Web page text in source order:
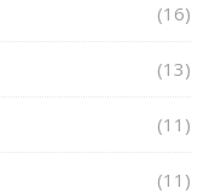
(16)
(13)
(11)
(11)